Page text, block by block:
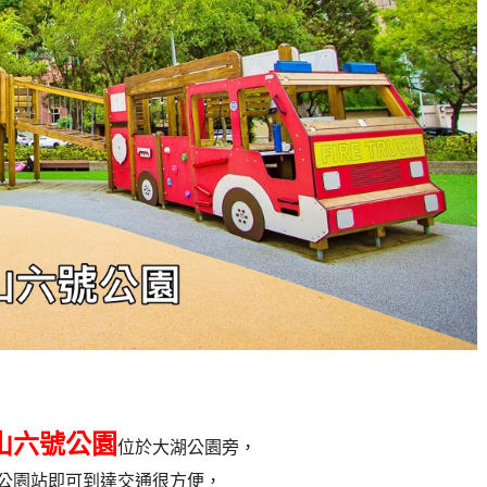
六號公園位於大湖公園旁，
園站即可到達交通很方便，